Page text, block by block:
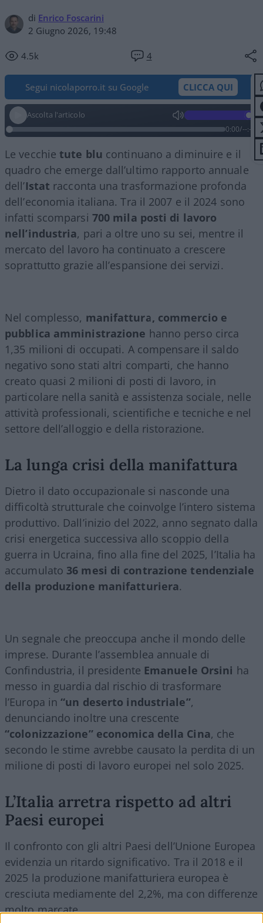
di Enrico Foscarini
2 Giugno 2026, 19:48
4.5k 4
Segui nicolaporro.it su Google CLICCA QUI
Ascolta l'articolo
0:00/--:--
Le vecchietute blu continuano a diminuire e il
quadro che emerge dall’ultimo rapporto annuale
dell’Istat racconta una trasformazione profonda
dell’economia italiana. Tra il 2007 e il 2024 sono
infatti scomparsi 700 mila posti di lavoro
nell’industria, pari a oltre uno su sei, mentre il
mercato del lavoro ha continuato a crescere
soprattutto grazie all’espansione dei servizi.
Nel complesso, manifattura, commercio e
pubblica amministrazione hanno perso circa
1,35 milioni di occupati. A compensare il saldo
negativo sono stati altri comparti, che hanno
creato quasi 2 milioni di posti di lavoro, in
particolare nella sanità e assistenza sociale, nelle
attività professionali, scientifiche e tecniche e nel
settore dell’alloggio e della ristorazione.
La lunga crisi della manifattura
Dietro il dato occupazionale si nasconde una
difficoltà strutturale che coinvolge l’intero sistema
produttivo. Dall’inizio del 2022, anno segnato dalla
crisi energetica successiva allo scoppio della
guerra in Ucraina, fino alla fine del 2025, l’Italia ha
accumulato 36 mesi di contrazione tendenziale
della produzione manifatturiera.
Un segnale che preoccupa anche il mondo delle
imprese. Durante l’assemblea annuale di
Confindustria, il presidente Emanuele Orsini ha
messo in guardia dal rischio di trasformare
l’Europa in“un deserto industriale”,
denunciando inoltre una crescente
“colonizzazione” economica della Cina, che
secondo le stime avrebbe causato la perdita di un
milione di posti di lavoro europei nel solo 2025.
L’Italia arretra rispetto ad altri
Paesi europei
Il confronto con gli altri Paesi dell’Unione Europea
evidenzia un ritardo significativo. Tra il 2018 e il
2025 la produzione manifatturiera europea è
cresciuta mediamente del 2,2%, ma con differenze
molto marcate.